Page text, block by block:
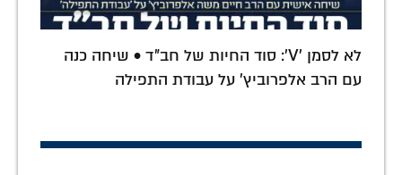
לא לסמן 'V': סוד החיות של חב"ד • שיחה כנה
עם הרב אלפרוביץ' על עבודת התפילה